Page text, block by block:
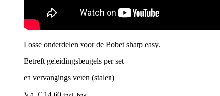
Losse onderdelen voor de Bobet sharp easy.
Betreft geleidingsbeugels per set
en vervangings veren (stalen)
V.a. € 14,60